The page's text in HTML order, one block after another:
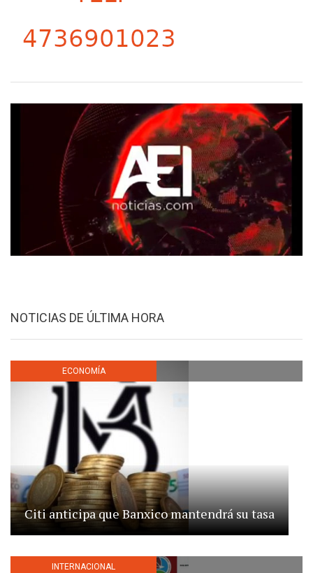
NOTICIAS DE ÚLTIMA HORA
ECONOMÍA
Citi anticipa que Banxico mantendrá su tasa
INTERNACIONAL